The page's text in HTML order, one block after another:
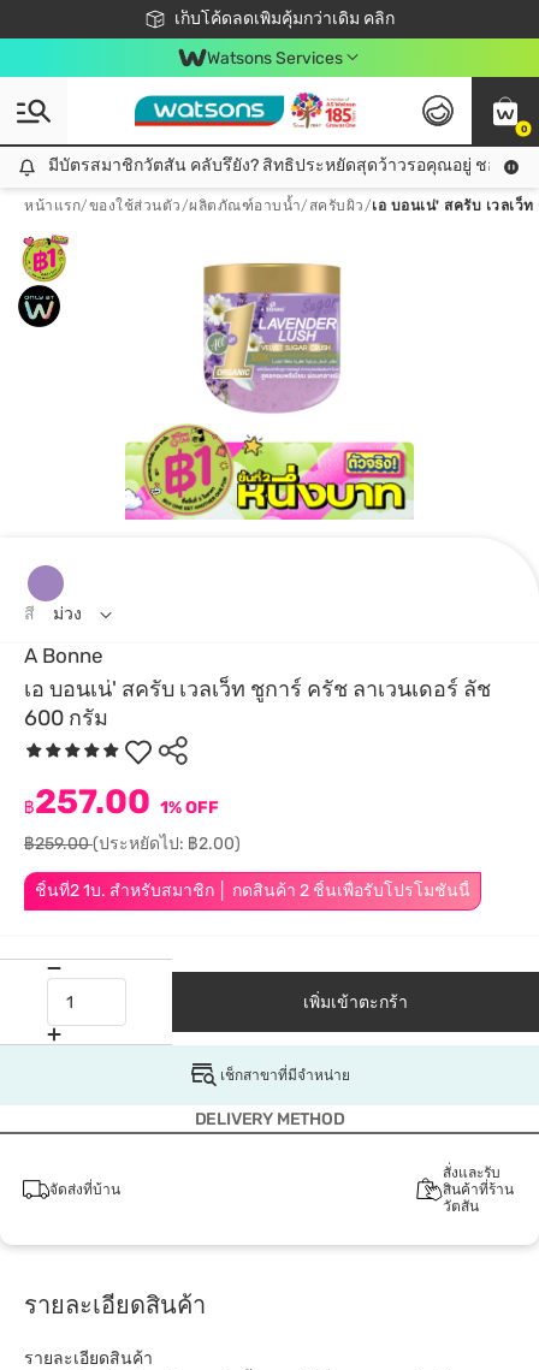
เก็บโค้ดลดเพิ่มคุ้มกว่าเดิม คลิก
ชอปออนไลน์ครั้งแรก ลดเพิ่มจุก ๆ 10%! 🎉
📦ส่งฟรี! เมื่อชอป 499฿
สมาชิกวัตสัน คลับดียังไง?
Watsons Services
0
มีบัตรสมาชิกวัตสัน คลับรึยัง? สิทธิประหยัดสุดว้าวรอคุณอยู่ ชอปคุ้มกว่าเดิม คลิก!
มีบัตรสมาชิกวัตสัน คลับรึยัง? สิทธิประหยัดสุดว้าวรอคุณอยู่ ชอปคุ้มก
หน้าแรก/ของใช้ส่วนตัว/ผลิตภัณฑ์อาบน้ำ/ สครับผิว/เอ บอนเน่' สครับ เวลเว็
A Bonne
เอ บอนเน่' สครับ เวลเว็ท ชูการ์ ครัช ลาเวนเดอร์ ลัช
600 กรัม
ชิ้นที่2 1บ. สำหรับสมาชิก │ กดสินค้า 2 ชิ้นเพื่อรับโปรโมชันนี้
฿257.00 1% OFF
฿259.00(ประหยัดไป: ฿2.00)
สี ม่วง
เพิ่มเข้าตะกร้า
เช็กสาขาที่มีจำหน่าย
DELIVERY METHOD
จัดส่งที่บ้าน
สั่งและรับ
สินค้าที่ร้าน
วัตสัน
รายละเอียดสินค้า
รายละเอียดสินค้า